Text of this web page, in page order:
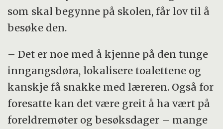
som skal begynne på skolen, får lov til å
besøke den.
– Det er noe med å kjenne på den tunge
inngangsdøra, lokalisere toalettene og
kanskje få snakke med læreren. Også for
foresatte kan det være greit å ha vært på
foreldremøter og besøksdager – mange